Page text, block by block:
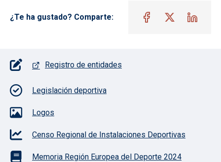
¿Te ha gustado? Comparte:
Pie de página con iconos
Registro de entidades
Legislación deportiva
Logos
Censo Regional de Instalaciones Deportivas
Memoria Región Europea del Deporte 2024